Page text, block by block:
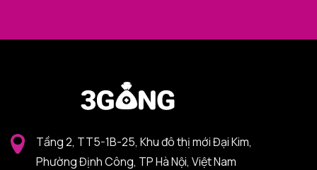
Tầng 2, TT5-1B-25, Khu đô thị mới Đại Kim,
Phường Định Công, TP Hà Nội, Việt Nam